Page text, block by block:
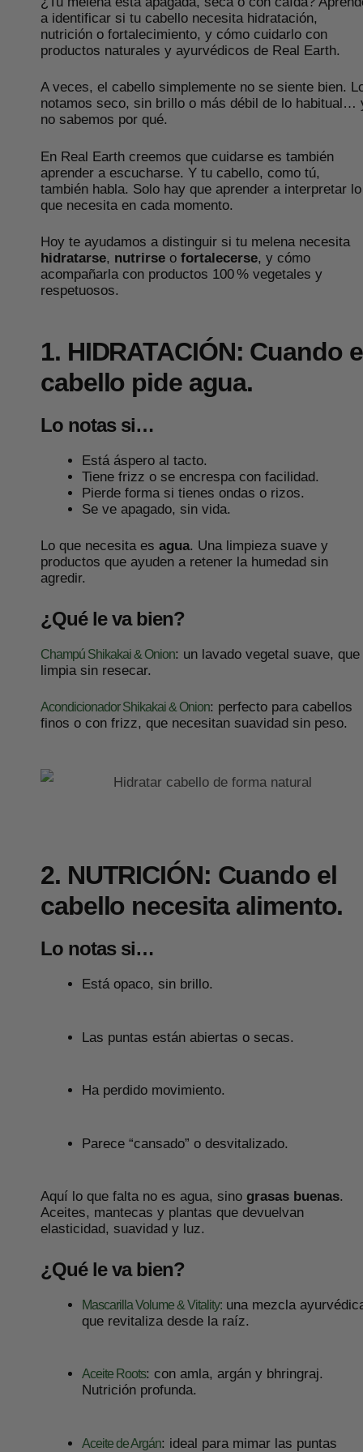
a identificar si tu cabello necesita hidratación,
nutrición o fortalecimiento, y cómo cuidarlo con
productos naturales y ayurvédicos de Real Earth.
A veces, el cabello simplemente no se siente bien.
notamos seco, sin brillo o más débil de lo habitual…
no sabemos por qué.
En Real Earth creemos que cuidarse es también
aprender a escucharse. Y tu cabello, como tú,
también habla. Solo hay que aprender a interpretar lo
que necesita en cada momento.
Hoy te ayudamos a distinguir si tu melena necesita
hidratarse, nutrirse o fortalecerse, y cómo
acompañarla con productos 100 % vegetales y
respetuosos.
1. HIDRATACIÓN: Cuando
cabello pide agua.
Lo notas si…
Está áspero al tacto.
Tiene frizz o se encrespa con facilidad.
Pierde forma si tienes ondas o rizos.
Se ve apagado, sin vida.
Lo que necesita es agua. Una limpieza suave y
productos que ayuden a retener la humedad sin
agredir.
¿Qué le va bien?
Champú Shikakai & Onion: un lavado vegetal suave, que
limpia sin resecar.
Acondicionador Shikakai & Onion: perfecto para cabellos
finos o con frizz, que necesitan suavidad sin peso.
2. NUTRICIÓN: Cuando el
cabello necesita alimento.
Lo notas si…
Está opaco, sin brillo.
Las puntas están abiertas o secas.
Ha perdido movimiento.
Parece “cansado” o desvitalizado.
Aquí lo que falta no es agua, sino grasas buenas.
Aceites, mantecas y plantas que devuelvan
elasticidad, suavidad y luz.
¿Qué le va bien?
Mascarilla Volume & Vitality: una mezcla
que revitaliza desde la raíz.
Aceite Roots: con amla, argán y bhringraj.
Nutrición profunda.
Aceite de Argán: ideal para mimar las puntas